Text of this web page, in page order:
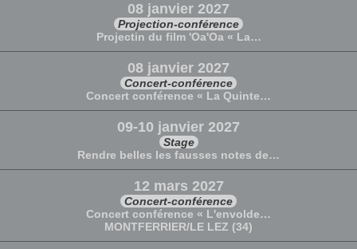
08 janvier 2027
Projection-conférence
Projectin du film 'Oa'Oa « La…
08 janvier 2027
Concert-conférence
Concert conférence « La Quinte…
09-10 janvier 2027
Stage
Rendre belles les fausses notes de…
12 mars 2027
Concert-conférence
Concert conférence « L'envolde…
MONTFERRIER/LE LEZ (34)